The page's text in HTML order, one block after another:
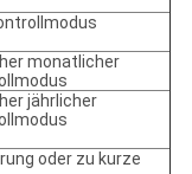
monatlicher
jährlicher
oder zu kurze